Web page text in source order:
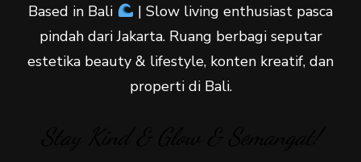
Based in Bali
| Slow living enthusiast pasca
pindah dari Jakarta. Ruang berbagi seputar
estetika beauty & lifestyle, konten kreatif, dan
properti di Bali.